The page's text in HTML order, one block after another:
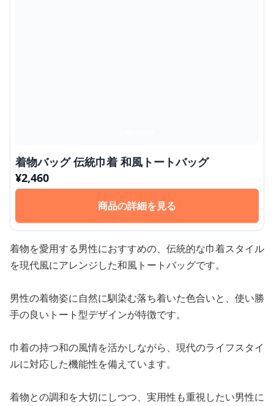
着物バッグ 伝統巾着 和風トートバッグ
¥2,460
商品の詳細を見る
着物を愛用する男性におすすめの、伝統的な巾着スタイル
を現代風にアレンジした和風トートバッグです。
男性の着物姿に自然に馴染む落ち着いた色合いと、使い勝
手の良いトート型デザインが特徴です。
巾着の持つ和の風情を活かしながら、現代のライフスタイ
ルに対応した機能性を備えています。
着物との調和を大切にしつつ、実用性も重視したい男性に